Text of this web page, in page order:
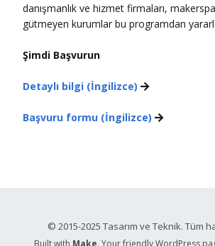
danışmanlık ve hizmet firmaları,
gütmeyen kurumlar bu programdan
Şimdi Başvurun
Detaylı bilgi (İngilizce) 
Başvuru formu (İngilizce) 
© 2015-2025 Tasarım ve Teknik. Tüm